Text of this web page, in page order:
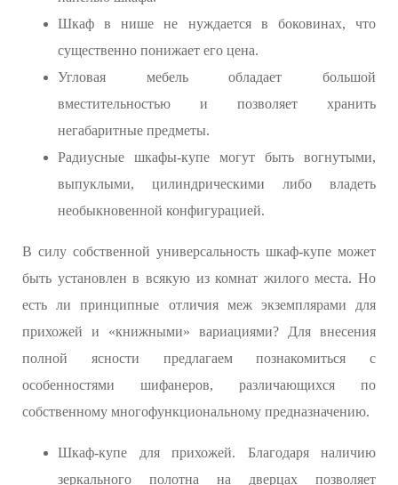
Шкаф в нише не нуждается в боковинах, что
существенно понижает его цена.
Угловая мебель обладает большой
вместительностью и позволяет хранить
негабаритные предметы.
Радиусные шкафы-купе могут быть вогнутыми,
выпуклыми, цилиндрическими либо владеть
необыкновенной конфигурацией.
В силу собственной универсальность шкаф-купе может
быть установлен в всякую из комнат жилого места. Но
есть ли принципные отличия меж экземплярами для
прихожей и «книжными» вариациями? Для внесения
полной ясности предлагаем познакомиться с
особенностями шифанеров, различающихся по
собственному многофункциональному предназначению.
Шкаф-купе для прихожей. Благодаря наличию
зеркального полотна на дверцах позволяет